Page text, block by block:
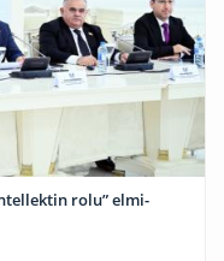
rolu” elmi-